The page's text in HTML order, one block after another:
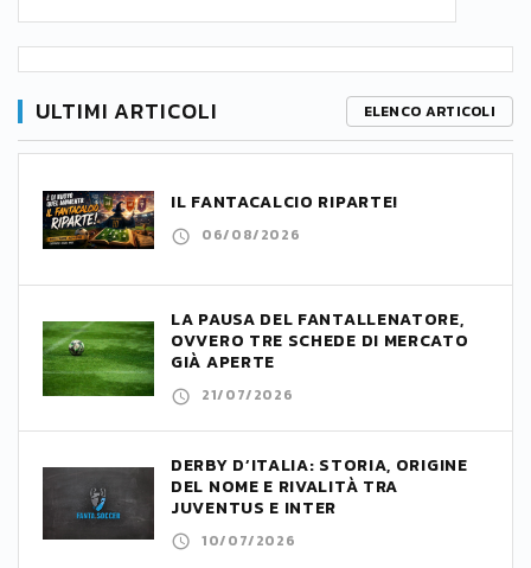
ULTIMI ARTICOLI ELENCO ARTICOLI
IL FANTACALCIO RIPARTE!
06/08/2026
LA PAUSA DEL FANTALLENATORE,
OVVERO TRE SCHEDE DI MERCATO
GIÀ APERTE
21/07/2026
DERBY D’ITALIA: STORIA, ORIGINE
DEL NOME E RIVALITÀ TRA
JUVENTUS E INTER
10/07/2026